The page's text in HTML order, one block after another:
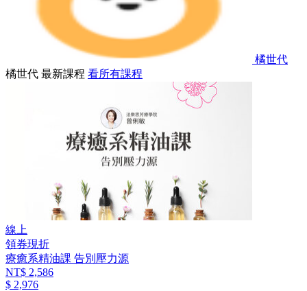
橘世代
橘世代 最新課程 看所有課程
線上
領券現折
療癒系精油課 告別壓力源
NT$ 2,586
$ 2,976